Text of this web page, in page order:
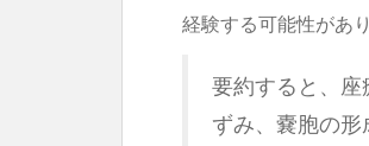
経験する可能性があ
要約すると、
ずみ、嚢胞の